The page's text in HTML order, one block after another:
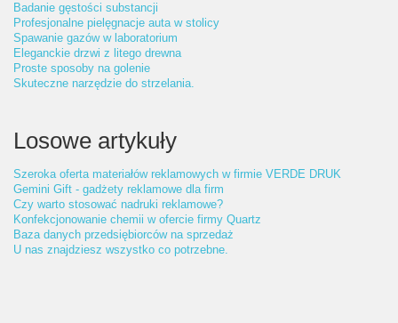
Badanie gęstości substancji
Profesjonalne pielęgnacje auta w stolicy
Spawanie gazów w laboratorium
Eleganckie drzwi z litego drewna
Proste sposoby na golenie
Skuteczne narzędzie do strzelania.
Losowe artykuły
Szeroka oferta materiałów reklamowych w firmie VERDE DRUK
Gemini Gift - gadżety reklamowe dla firm
Czy warto stosować nadruki reklamowe?
Konfekcjonowanie chemii w ofercie firmy Quartz
Baza danych przedsiębiorców na sprzedaż
U nas znajdziesz wszystko co potrzebne.